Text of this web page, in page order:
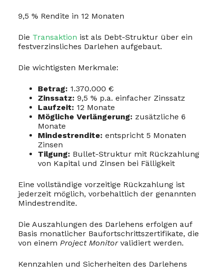
9,5 % Rendite in 12 Monaten
Die Transaktion ist als Debt-Struktur über ein
festverzinsliches Darlehen aufgebaut.
Die wichtigsten Merkmale:
Betrag: 1.370.000 €
Zinssatz: 9,5 % p.a. einfacher Zinssatz
Laufzeit: 12 Monate
Mögliche Verlängerung: zusätzliche 6
Monate
Mindestrendite: entspricht 5 Monaten
Zinsen
Tilgung: Bullet-Struktur mit Rückzahlung
von Kapital und Zinsen bei Fälligkeit
Eine vollständige vorzeitige Rückzahlung ist
jederzeit möglich, vorbehaltlich der genannten
Mindestrendite.
Die Auszahlungen des Darlehens erfolgen auf
Basis monatlicher Baufortschrittszertifikate, die
von einem Project Monitorvalidiert werden.
Kennzahlen und Sicherheiten des Darlehens